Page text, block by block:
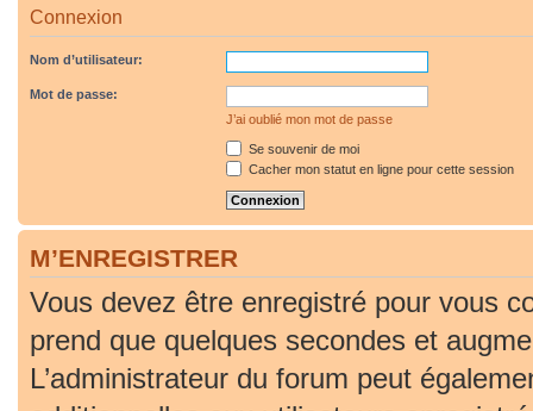
Connexion
Nom d’utilisateur:
Mot de passe:
J’ai oublié mon mot de passe
Se souvenir de moi
Cacher mon statut en ligne pour cette session
M’ENREGISTRER
Vous devez être enregistré pour vous
prend que quelques secondes et
L’administrateur du forum peut